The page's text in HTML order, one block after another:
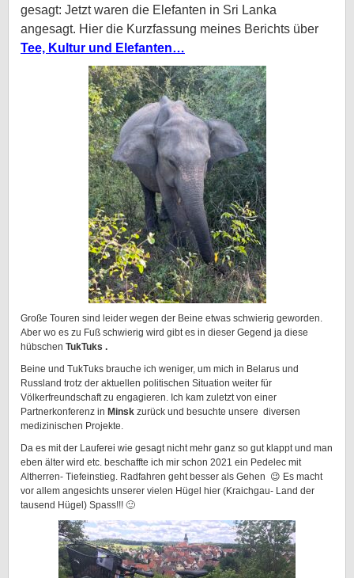
gesagt: Jetzt waren die Elefanten in Sri Lanka
angesagt. Hier die Kurzfassung meines Berichts über
Tee, Kultur und Elefanten…
Große Touren sind leider wegen der Beine etwas schwierig geworden.
Aber wo es zu Fuß schwierig wird gibt es in dieser Gegend ja diese
hübschen TukTuks .
Beine und TukTuks brauche ich weniger, um mich in Belarus und
Russland trotz der aktuellen politischen Situation weiter für
Völkerfreundschaft zu engagieren. Ich kam zuletzt von einer
Partnerkonferenz in Minsk zurück und besuchte unsere diversen
medizinischen Projekte.
Da es mit der Lauferei wie gesagt nicht mehr ganz so gut klappt und man
eben älter wird etc. beschaffte ich mir schon 2021 ein Pedelec mit
Altherren- Tiefeinstieg. Radfahren geht besser als Gehen 😉 Es macht
vor allem angesichts unserer vielen Hügel hier (Kraichgau- Land der
tausend Hügel) Spass!!! 🙂